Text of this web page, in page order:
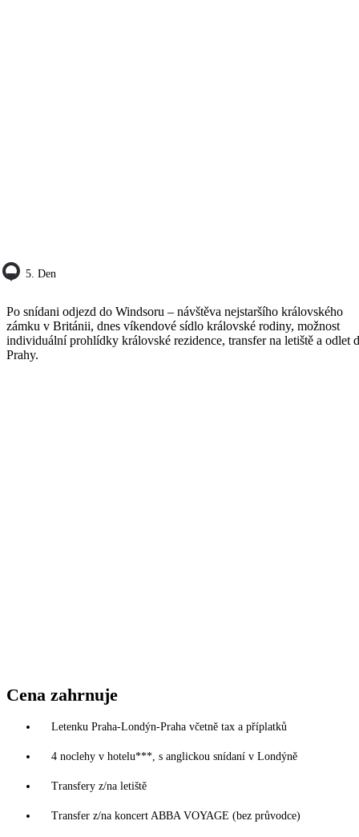
5. Den
Po snídani odjezd do Windsoru – návštěva nejstaršího královského
zámku v Británii, dnes víkendové sídlo královské rodiny, možnost
individuální prohlídky královské rezidence, transfer na letiště a odlet
Prahy.
Cena zahrnuje
Letenku Praha-Londýn-Praha včetně tax a příplatků
4 noclehy v hotelu***, s anglickou snídaní v Londýně
Transfery z/na letiště
Transfer z/na koncert ABBA VOYAGE (bez průvodce)